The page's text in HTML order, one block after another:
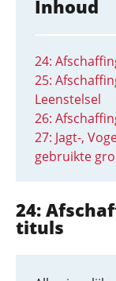
Inhoud
24:
25:
Leenstelsel
26:
27: Jagt-,
gebruikte
24:
tituls